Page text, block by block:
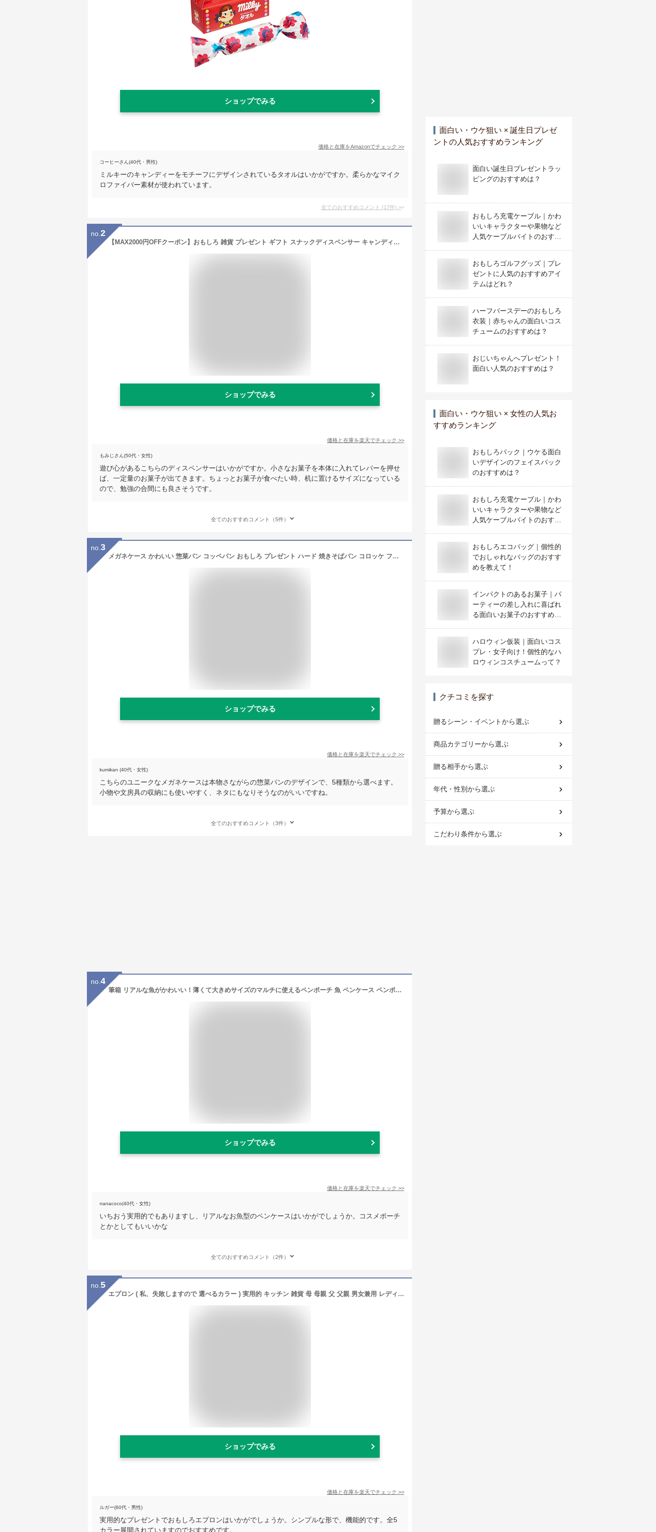
ショップでみる
価格と在庫をAmazonでチェック >>
コーヒーさん(40代・男性)
ミルキーのキャンディーをモチーフにデザインされているタオルはいかがですか。柔らかなマイク
ロファイバー素材が使われています。
全てのおすすめコメント (17件) >
no. 2
【MAX2000円OFFクーポン】おもしろ 雑貨 プレゼント ギフト スナックディスペンサー キャンディーディスペンサー snack dispenser おもしろ雑貨 グッズ 輸入雑貨 レッド ホワイト ブルー ギフト プレゼント
ショップでみる
価格と在庫を楽天でチェック >>
もみじさん(50代・女性)
遊び心があるこちらのディスペンサーはいかがですか。小さなお菓子を本体に入れてレバーを押せ
ば、一定量のお菓子が出てきます。ちょっとお菓子が食べたい時、机に置けるサイズになっている
ので、勉強の合間にも良さそうです。
全てのおすすめコメント（5件）
no. 3
メガネケース かわいい 惣菜パン コッペパン おもしろ プレゼント ハード 焼きそばパン コロッケ フルーツ タマゴ ホットドック パン 眼鏡ケース おしゃれ レディース メンズ キッズ 眼鏡 めがね サングラス 食べ物 食品サンプル 面白 子供 小物 雑貨 文房具
ショップでみる
価格と在庫を楽天でチェック >>
kumikan (40代・女性)
こちらのユニークなメガネケースは本物さながらの惣菜パンのデザインで、5種類から選べます。
小物や文房具の収納にも使いやすく、ネタにもなりそうなのがいいですね。
全てのおすすめコメント（3件）
no. 4
筆箱 リアルな魚がかわいい！薄くて大きめサイズのマルチに使えるペンポーチ 魚 ペンケース ペンポーチ ポーチ リアル おもしろ ユニーク デザイン 小物入れ 文房具 フィッシュ 雑貨 [LG-PENCASE-FISH]
ショップでみる
価格と在庫を楽天でチェック >>
nanacoco(40代・女性)
いちおう実用的でもありますし、リアルなお魚型のペンケースはいかがでしょうか。コスメポーチ
とかとしてもいいかな
全てのおすすめコメント（2件）
no. 5
エプロン ( 私、失敗しますので 選べるカラー ) 実用的 キッチン 雑貨 母 母親 父 父親 男女兼用 レディース メンズ プレゼント ギフト おもしろ しゃれもん 母の日
ショップでみる
価格と在庫を楽天でチェック >>
ルガー(60代・男性)
実用的なプレゼントでおもしろエプロンはいかがでしょうか。シンプルな形で、機能的です。全5
カラー展開されていますのでおすすめです。
面白い・ウケ狙い × 誕生日プレゼ
ント の人気おすすめランキング
面白い誕生日プレゼントラッ
ピングのおすすめは？
おもしろ充電ケーブル｜かわ
いいキャラクターや果物など
人気ケーブルバイトのおすす
おもしろゴルフグッズ｜プレ
ゼントに人気のおすすめアイ
テムはどれ？
ハーフバースデーのおもしろ
衣装｜赤ちゃんの面白いコス
チュームのおすすめは？
おじいちゃんへプレゼント！
面白い人気のおすすめは？
面白い・ウケ狙い × 女性の人気お
すすめランキング
おもしろパック｜ウケる面白
いデザインのフェイスパック
のおすすめは？
おもしろ充電ケーブル｜かわ
いいキャラクターや果物など
人気ケーブルバイトのおすす
おもしろエコバッグ｜個性的
でおしゃれなバッグのおすす
めを教えて！
インパクトのあるお菓子｜パ
ーティーの差し入れに喜ばれ
る面白いお菓子のおすすめ
ハロウィン仮装｜面白いコス
プレ・女子向け！個性的なハ
ロウィンコスチュームって？
クチコミを探す
贈るシーン・イベントから選ぶ
商品カテゴリーから選ぶ
贈る相手から選ぶ
年代・性別から選ぶ
予算から選ぶ
こだわり条件から選ぶ